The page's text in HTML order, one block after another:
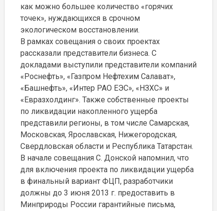
как можно большее количество «горячих
точек», нуждающихся в срочном
экологическом восстановлении.
В рамках совещания о своих проектах
рассказали представители бизнеса. С
докладами выступили представители компаний
«Роснефть», «Газпром Нефтехим Салават»,
«Башнефть», «Интер РАО ЕЭС», «НЗХС» и
«Евразхолдинг». Также собственные проекты
по ликвидации накопленного ущерба
представили регионы, в том числе Самарская,
Московская, Ярославская, Нижегородская,
Свердловская области и Республика Татарстан.
В начале совещания С. Донской напомнил, что
для включения проекта по ликвидации ущерба
в финальный вариант ФЦП, разработчики
должны до 3 июня 2013 г. предоставить в
Минприроды России гарантийные письма,